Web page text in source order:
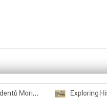
Seznam studentů Moriheie Ueshiby